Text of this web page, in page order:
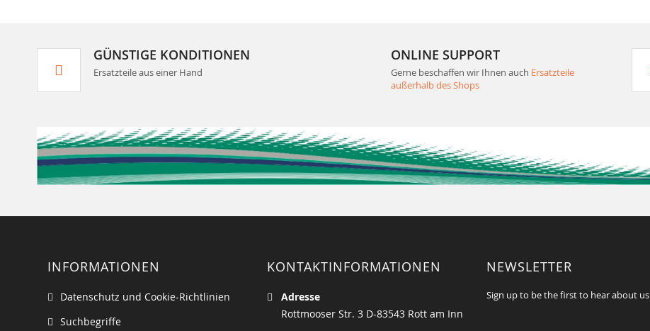
GÜNSTIGE KONDITIONEN
Ersatzteile aus einer Hand
ONLINE SUPPORT
Gerne beschaffen wir Ihnen auch Ersatzteile
außerhalb des Shops
INFORMATIONEN
Datenschutz und Cookie-Richtlinien
Suchbegriffe
KONTAKTINFORMATIONEN
Adresse
Rottmooser Str. 3 D-83543 Rott am Inn
NEWSLETTER
Sign up to be the first to hear about us